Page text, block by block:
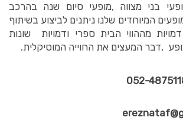
בני מצווה ,מופעי סיום שנה בהרכב
המיוחדים שלנו ניתנים לביצוע בשיתוף
מההווי הבית ספרי ודמויות שונות
,דבר המעצים את החוייה המוסיקלית.